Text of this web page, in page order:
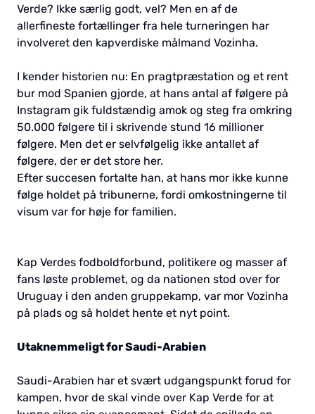
Verde? Ikke særlig godt, vel? Men en af de
allerfineste fortællinger fra hele turneringen har
involveret den kapverdiske målmand Vozinha.
I kender historien nu: En pragtpræstation og et rent
bur mod Spanien gjorde, at hans antal af følgere på
Instagram gik fuldstændig amok og steg fra omkring
50.000 følgere til i skrivende stund 16 millioner
følgere. Men det er selvfølgelig ikke antallet af
følgere, der er det store her.
Efter succesen fortalte han, at hans mor ikke kunne
følge holdet på tribunerne, fordi omkostningerne til
visum var for høje for familien.
Kap Verdes fodboldforbund, politikere og masser af
fans løste problemet, og da nationen stod over for
Uruguay i den anden gruppekamp, var mor Vozinha
på plads og så holdet hente et nyt point.
Utaknemmeligt for Saudi-Arabien
Saudi-Arabien har et svært udgangspunkt forud for
kampen, hvor de skal vinde over Kap Verde for at